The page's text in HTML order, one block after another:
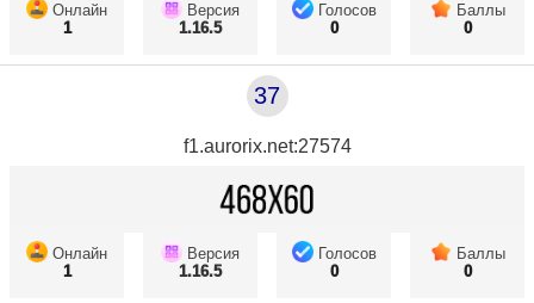
Онлайн
1
Версия
1.16.5
Голосов
0
Баллы
0
37
f1.aurorix.net:27574
Онлайн
1
Версия
1.16.5
Голосов
0
Баллы
0